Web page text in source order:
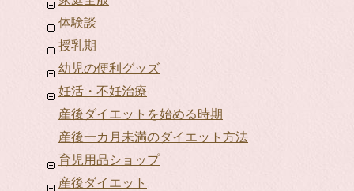
体験談
授乳期
幼児の便利グッズ
妊活・不妊治療
産後ダイエットを始める時期
産後一カ月未満のダイエット方法
育児用品ショップ
産後ダイエット